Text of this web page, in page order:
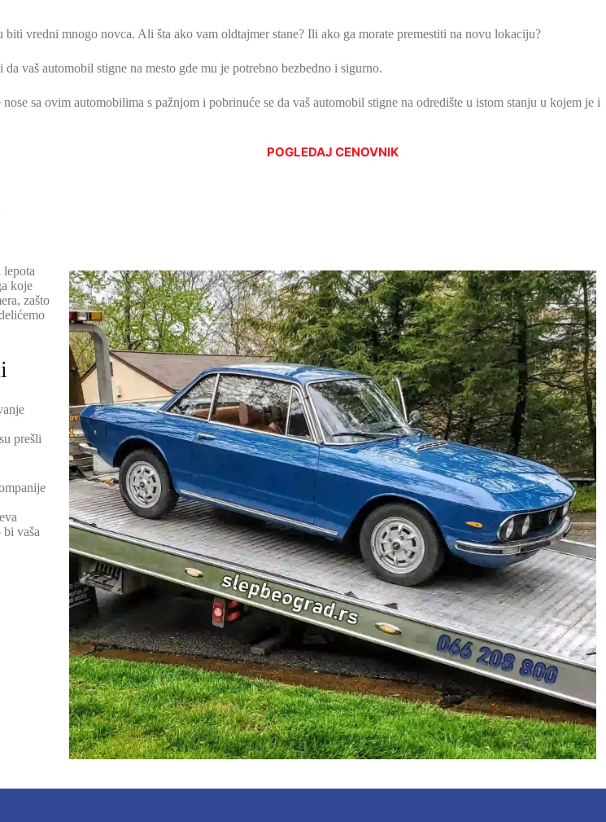
vredni mnogo novca. Ali šta ako vam oldtajmer stane? Ili ako ga morate premestiti na novu lokaciju?
vaš automobil stigne na mesto gde mu je potrebno bezbedno i sigurno.
sa ovim automobilima s pažnjom i pobrinuće se da vaš automobil stigne na odredište u istom stanju u kojem je i
POGLEDAJ CENOVNIK
koje
zašto
prešli
vaša